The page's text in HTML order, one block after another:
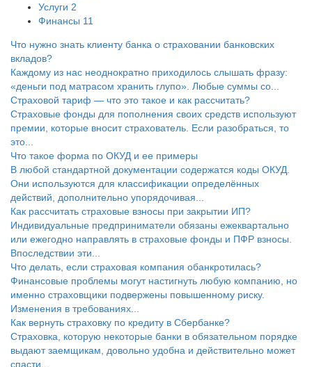
Услуги 2
Финансы 11
Что нужно знать клиенту банка о страховании банковских
вкладов?
Каждому из нас неоднократно приходилось слышать фразу:
«деньги под матрасом хранить глупо». Любые суммы со...
Страховой тариф — что это такое и как рассчитать?
Страховые фонды для пополнения своих средств используют
премии, которые вносит страхователь. Если разобраться, то
это...
Что такое форма по ОКУД и ее примеры
В любой стандартной документации содержатся коды ОКУД.
Они используются для классификации определённых
действий, дополнительно упорядочивая...
Как рассчитать страховые взносы при закрытии ИП?
Индивидуальные предприниматели обязаны ежеквартально
или ежегодно направлять в страховые фонды и ПФР взносы.
Впоследствии эти...
Что делать, если страховая компания обанкротилась?
Финансовые проблемы могут настигнуть любую компанию, но
именно страховщики подвержены повышенному риску.
Изменения в требованиях...
Как вернуть страховку по кредиту в Сбербанке?
Страховка, которую некоторые банки в обязательном порядке
выдают заемщикам, довольно удобна и действительно может
спасти...